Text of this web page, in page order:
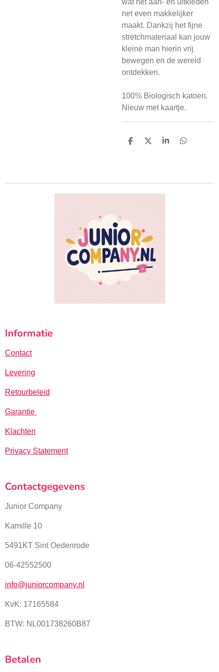
wat het aan- en uitkleden
net even makkelijker
maakt. Dankzij het fijne
stretchmateriaal kan jouw
kleine man hierin vrij
bewegen en de wereld
ontdekken.
100% Biologisch katoen.
Nieuw met kaartje.
D
D
S
D
Informatie
Contact
Levering
Retourbeleid
Garantie
Klachten
Privacy Statement
Contactgegevens
Junior Company
Kamille 10
5491KT Sint Oedenrode
06-42552500
info@juniorcompany.nl
KvK: 17165584
BTW: NL001738260B87
Betalen